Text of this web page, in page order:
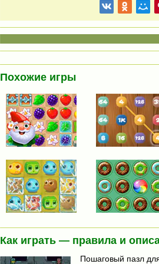
Похожие игры
Как играть — правила и
Пошаговый пазл